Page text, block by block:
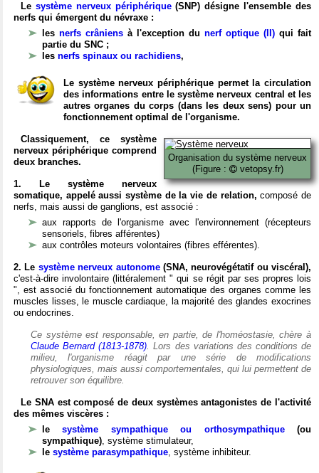
Le système nerveux périphérique(SNP) désigne l'ensemble des
nerfs qui émergent du névraxe :
les nerfs crâniens à l'exception du nerf optique (II) qui fait
partie du SNC ;
les nerfs spinaux ou rachidiens,
Le système nerveux périphérique permet la circulation
des informations entre le système nerveux central et les
autres organes du corps (dans les deux sens) pour un
fonctionnement optimal de l'organisme.
Organisation du système nerveux
(Figure :
vetopsy.fr)
Classiquement, ce système
nerveux périphérique comprend
deux branches.
1. Le système nerveux
somatique, appelé aussi système de la vie de relation, composé de
nerfs, mais aussi de ganglions, est associé :
aux rapports de l'organisme avec l'environnement (récepteurs
sensoriels, fibres afférentes)
aux contrôles moteurs volontaires (fibres efférentes).
2. Le système nerveux autonome(SNA, neurovégétatif ou viscéral),
c'est-à-dire involontaire (littéralement " qui se régit par ses propres lois
", est associé du fonctionnement automatique des organes comme les
muscles lisses, le muscle cardiaque, la majorité des glandes exocrines
ou endocrines.
Ce système est responsable, en partie, de l'homéostasie, chère à
Claude Bernard (1813-1878). Lors des variations des conditions de
milieu, l'organisme réagit par une série de modifications
physiologiques, mais aussi comportementales, qui lui permettent de
retrouver son équilibre.
Le SNA est composé de deux systèmes antagonistes de l'activité
des mêmes viscères :
lesystème sympathique ou orthosympathique(ou
sympathique), système stimulateur,
le système parasympathique, système inhibiteur.